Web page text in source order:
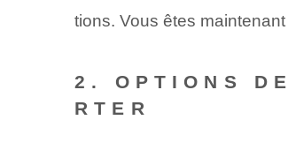
tions. Vous êtes
2. OPTIONS
RTER